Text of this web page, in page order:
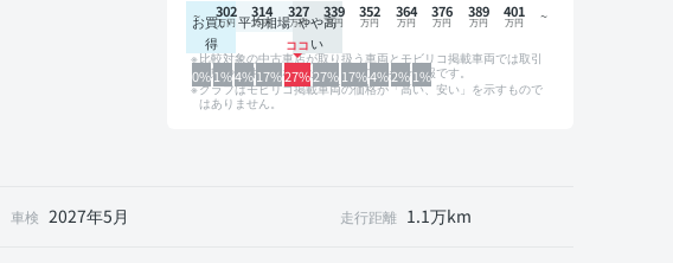
お買い
得
平均相場 やや高
い
0%1%4%17%27%27%17%4%2%1%
302 314 327 339 352 364 376 389 401
比較対象の中古車店が取り扱う車両とモビリコ掲載車両では取引
形態や条件が異なるため、グラフは参考情報です。
グラフはモビリコ掲載車両の価格が「高い、安い」を示すもので
はありません。
車検 2027年5月 走行距離 1.1万km